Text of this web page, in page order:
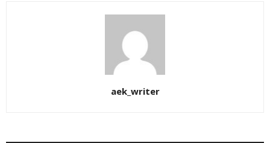
aek_writer